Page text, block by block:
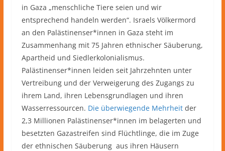
in Gaza „menschliche Tiere seien und wir
entsprechend handeln werden“. Israels Völkermord
an den Palästinenser*innen in Gaza steht im
Zusammenhang mit 75 Jahren ethnischer Säuberung,
Apartheid und Siedlerkolonialismus.
Palästinenser*innen leiden seit Jahrzehnten unter
Vertreibung und der Verweigerung des Zugangs zu
ihrem Land, ihren Lebensgrundlagen und ihren
Wasserressourcen. Die überwiegende Mehrheitder
2,3 Millionen Palästinenser*innen im belagerten und
besetzten Gazastreifen sind Flüchtlinge, die im Zuge
der ethnischen Säuberung aus ihren Häusern